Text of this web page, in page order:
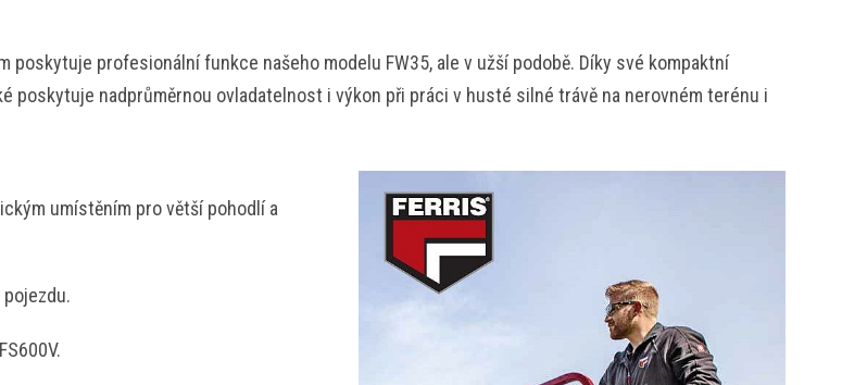
poskytuje profesionální funkce našeho modelu FW35, ale v užší podobě. Díky své kompaktní
poskytuje nadprůměrnou ovladatelnost i výkon při práci v husté silné trávě na nerovném terénu i
umístěním pro větší pohodlí a